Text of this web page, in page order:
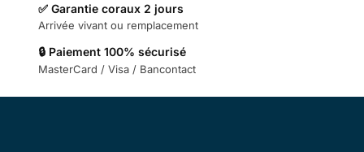
✅ Garantie coraux 2 jours
Arrivée vivant ou remplacement
🔒 Paiement 100% sécurisé
MasterCard / Visa / Bancontact